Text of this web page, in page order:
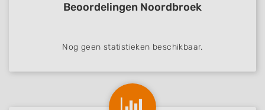
Beoordelingen Noordbroek
Nog geen statistieken beschikbaar.